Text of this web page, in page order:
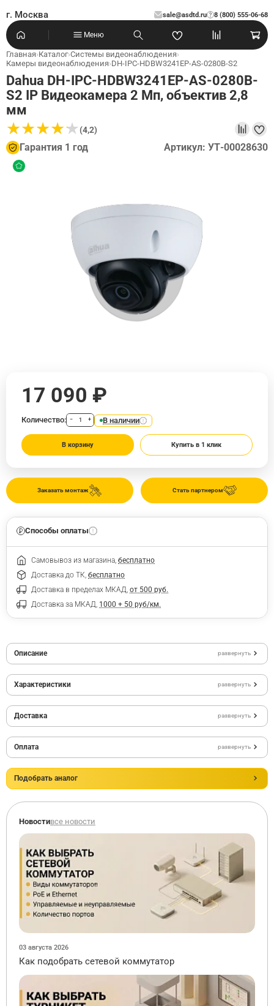
г. Москва sale@asdtd.ru 8 (800) 555-06-68
?
Меню
Главная›Каталог›Системы видеонаблюдения›
Камеры видеонаблюдения›DH-IPC-HDBW3241EP-AS-0280B-S2
Dahua DH-IPC-HDBW3241EP-AS-0280B-
S2 IP Видеокамера 2 Мп, объектив 2,8
мм
★★★★★
★★★★★(4,2)
Гарантия 1 год Артикул: УТ-00028630
Стать партнером
Заказать монтаж
17 090 ₽
Количество: − + В наличии
В корзину Купить в 1 клик
Способы оплаты
Самовывоз из магазина, бесплатно
Доставка до ТК, бесплатно
Доставка в пределах МКАД, от 500 руб.
Доставка за МКАД, 1000 + 50 руб/км.
Описание развернуть
Характеристики развернуть
Доставка развернуть
Оплата развернуть
Подобрать аналог
Новостивсе новости
03 августа 2026
Как подобрать сетевой коммутатор